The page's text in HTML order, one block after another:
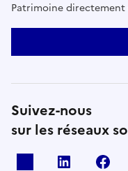
Patrimoine
Suivez-nous
sur les réseaux
Linkedin